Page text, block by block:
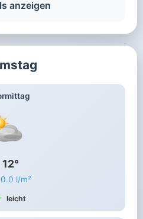
anzeigen
12°
0.0 l/m²
leicht